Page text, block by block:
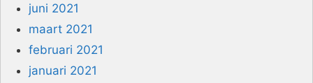
juni 2021
maart 2021
februari 2021
januari 2021